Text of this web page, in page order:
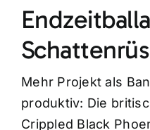
Mehr Projekt als
produktiv: Die
Crippled Black